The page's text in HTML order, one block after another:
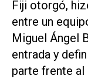
Fiji otorgó,
entre un
Miguel Ángel
entrada y
parte frente